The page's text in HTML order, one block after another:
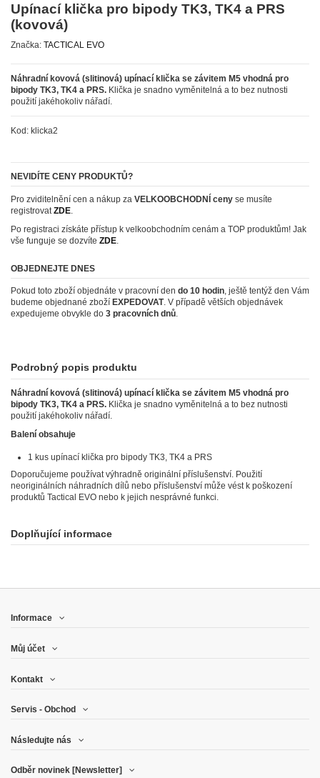
Upínací klička pro bipody TK3, TK4 a PRS
(kovová)
Značka: TACTICAL EVO
Náhradní kovová (slitinová) upínací klička se závitem M5 vhodná pro
bipody TK3, TK4 a PRS. Klička je snadno vyměnitelná a to bez nutnosti
použití jakéhokoliv nářadí.
Kod: klicka2
NEVIDÍTE CENY PRODUKTŮ?
Pro zviditelnění cen a nákup za VELKOOBCHODNÍ ceny se musíte
registrovatZDE.
Po registraci získáte přístup k velkoobchodním cenám a TOP produktům! Jak
vše funguje se dozvíte ZDE
OBJEDNEJTE DNES
Pokud toto zboží objednáte v pracovní den do 10 hodin, ještě tentýž den Vám
budeme objednané zboží EXPEDOVAT. V případě větších objednávek
expedujeme obvykle do 3 pracovních dnů.
Podrobný popis produktu
Náhradní kovová (slitinová) upínací klička se závitem M5 vhodná pro
bipody TK3, TK4 a PRS. Klička je snadno vyměnitelná a to bez nutnosti
použití jakéhokoliv nářadí.
Balení obsahuje
1 kus upínací klička pro bipody TK3, TK4 a PRS
Doporučujeme používat výhradně originální příslušenství. Použití
neoriginálních náhradních dílů nebo příslušenství může vést k poškození
produktů Tactical EVO nebo k jejich nesprávné funkci.
Doplňující informace
Informace
Můj účet
Kontakt
Servis - Obchod
Následujte nás
Odběr novinek [Newsletter]